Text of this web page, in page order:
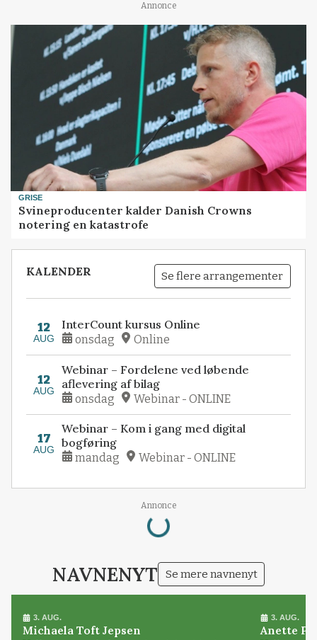
Annonce
GRISE
Svineproducenter kalder Danish Crowns
notering en katastrofe
KALENDER Se flere arrangementer
12
AUG
InterCount kursus Online
onsdag Online
12
AUG
Webinar – Fordelene ved løbende
aflevering af bilag
onsdag Webinar - ONLINE
17
AUG
Webinar – Kom i gang med digital
bogføring
mandag Webinar - ONLINE
Annonce
Loading...
NAVNENYT Se mere navnenyt
3. AUG.
Michaela Toft Jepsen
3. AUG.
Anette